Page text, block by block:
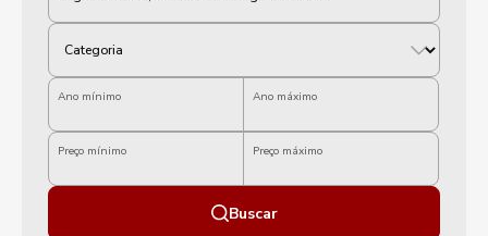
Ano mínimo Ano máximo
Preço mínimo Preço máximo
Buscar